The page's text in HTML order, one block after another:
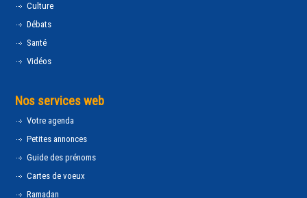
Culture
Débats
Santé
Vidéos
Nos services web
Votre agenda
Petites annonces
Guide des prénoms
Cartes de voeux
Ramadan